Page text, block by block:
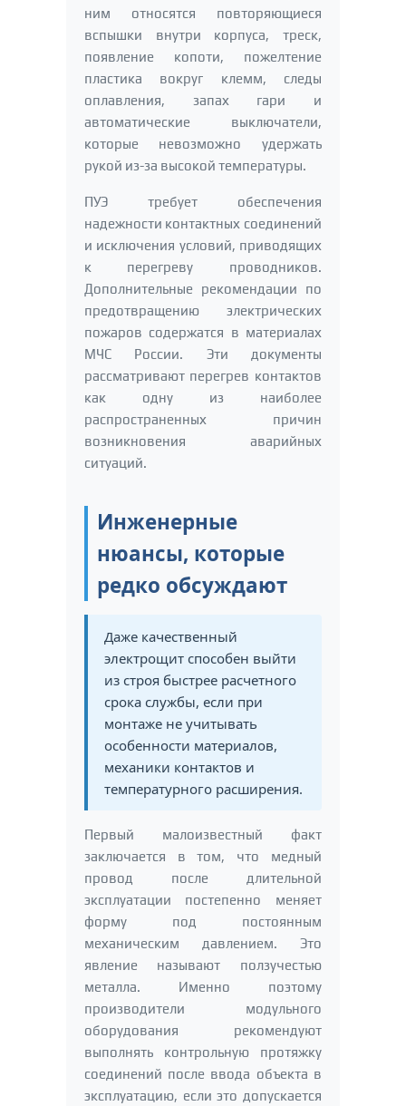
ним относятся повторяющиеся
вспышки внутри корпуса, треск,
появление копоти, пожелтение
пластика вокруг клемм, следы
оплавления, запах гари и
автоматические выключатели,
которые невозможно удержать
рукой из-за высокой температуры.
ПУЭ требует обеспечения
надежности контактных соединений
и исключения условий, приводящих
к перегреву проводников.
Дополнительные рекомендации по
предотвращению электрических
пожаров содержатся в материалах
МЧС России. Эти документы
рассматривают перегрев контактов
как одну из наиболее
распространенных причин
возникновения аварийных
ситуаций.
Инженерные
нюансы, которые
редко обсуждают
Даже качественный
электрощит способен выйти
из строя быстрее расчетного
срока службы, если при
монтаже не учитывать
особенности материалов,
механики контактов и
температурного расширения.
Первый малоизвестный факт
заключается в том, что медный
провод после длительной
эксплуатации постепенно меняет
форму под постоянным
механическим давлением. Это
явление называют ползучестью
металла. Именно поэтому
производители модульного
оборудования рекомендуют
выполнять контрольную протяжку
соединений после ввода объекта в
эксплуатацию, если это допускается